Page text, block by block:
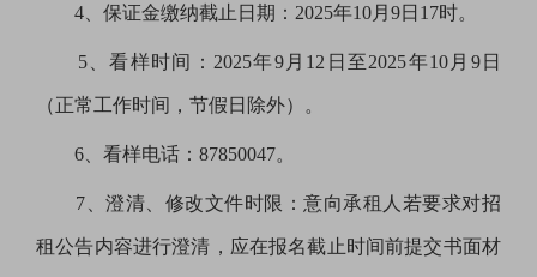
4、保证金缴纳截止日期：2025年10月9日17时。
5、看样时间：2025年9月12日至2025年10月9日
（正常工作时间，节假日除外）。
6、看样电话：87850047。
7、澄清、修改文件时限：意向承租人若要求对招
租公告内容进行澄清，应在报名截止时间前提交书面材